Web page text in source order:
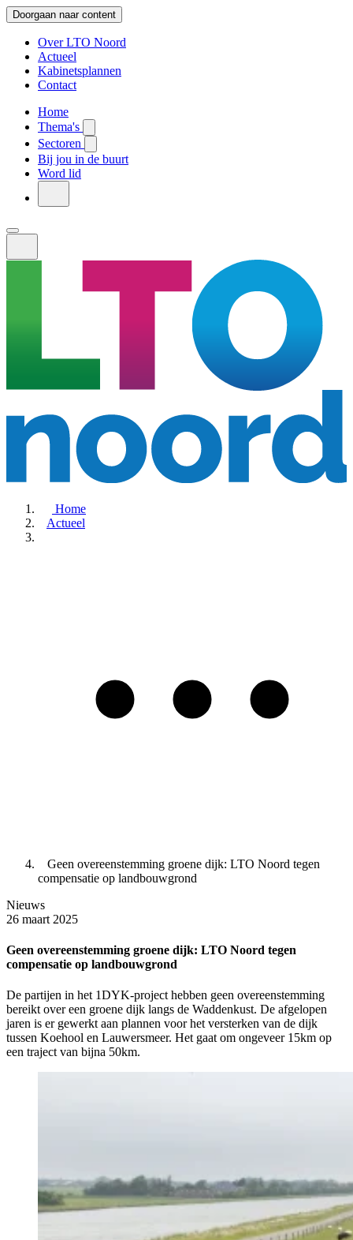
Doorgaan naar content
Over LTO Noord
Actueel
Kabinetsplannen
Contact
Home
Thema's
Sectoren
Bij jou in de buurt
Word lid
Home
Actueel
Geen overeenstemming groene dijk: LTO Noord tegen
compensatie op landbouwgrond
Nieuws
26 maart 2025
Geen overeenstemming groene dijk: LTO Noord tegen
compensatie op landbouwgrond
De partijen in het 1DYK-project hebben geen overeenstemming
bereikt over een groene dijk langs de Waddenkust. De afgelopen
jaren is er gewerkt aan plannen voor het versterken van de dijk
tussen Koehool en Lauwersmeer. Het gaat om ongeveer 15km op
een traject van bijna 50km.